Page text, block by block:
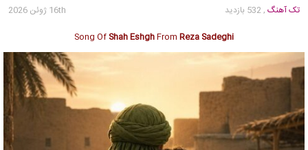
تک آهنگ , 532 بازدید
16th ژوئن 2026
Song Of Shah EshghFrom Reza Sadeghi